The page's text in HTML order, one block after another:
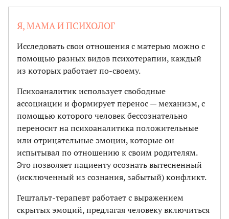
Я, МАМА И ПСИХОЛОГ
Исследовать свои отношения с матерью можно с
помощью разных видов психотерапии, каждый
из которых работает по-своему.
Психоаналитик использует свободные
ассоциации и формирует перенос — механизм, с
помощью которого человек бессознательно
переносит на психоаналитика положительные
или отрицательные эмоции, которые он
испытывал по отношению к своим родителям.
Это позволяет пациенту осознать вытесненный
(исключенный из сознания, забытый) конфликт.
Гештальт-терапевт работает с выражением
скрытых эмоций, предлагая человеку включиться